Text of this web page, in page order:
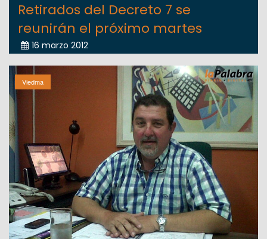
Retirados del Decreto 7 se
reunirán el próximo martes
16 marzo 2012
Viedma